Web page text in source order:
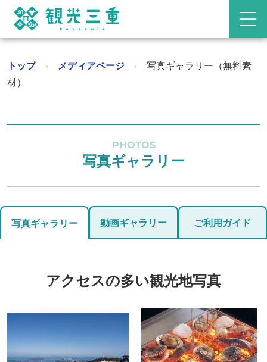
トップ › メディアページ ›
写真ギャラリー（無料素
材）
PHOTOS
写真ギャラリー
写真ギャラリー 動画ギャラリー ご利用ガイド
アクセスの多い観光地写真